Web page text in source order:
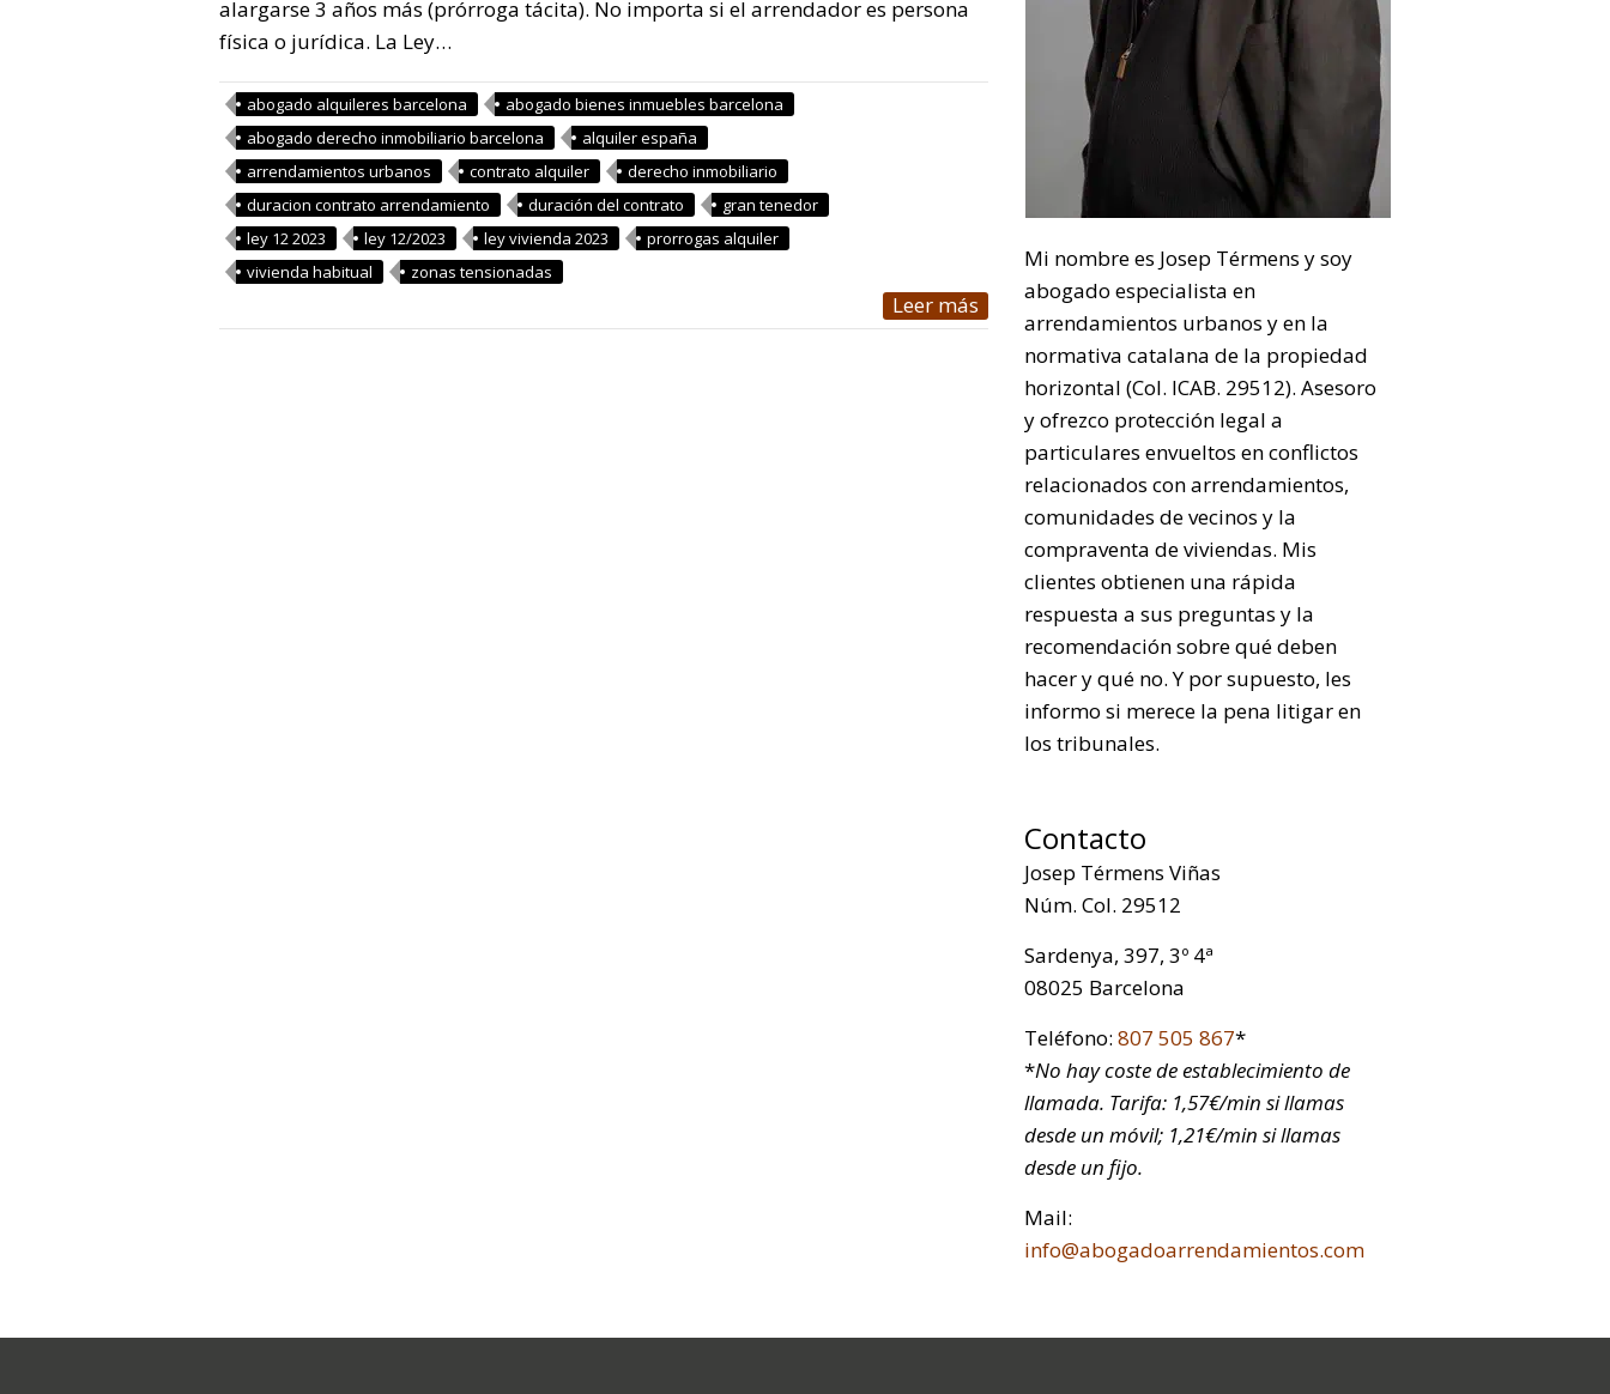
alargarse 3 años más (prórroga tácita). No importa si el arrendador es persona
física o jurídica. La Ley…
abogado alquileres barcelona
abogado bienes inmuebles barcelona
abogado derecho inmobiliario barcelona
alquiler españa
arrendamientos urbanos
contrato alquiler
derecho inmobiliario
duracion contrato arrendamiento
duración del contrato
gran tenedor
ley 12 2023
ley 12/2023 ley vivienda 2023
prorrogas alquiler
vivienda habitual
zonas tensionadas
Leer más
Mi nombre es Josep Térmens y soy
abogado especialista en
arrendamientos urbanos y en la
normativa catalana de la propiedad
horizontal (Col. ICAB. 29512). Asesoro
y ofrezco protección legal a
particulares envueltos en conflictos
relacionados con arrendamientos,
comunidades de vecinos y la
compraventa de viviendas. Mis
clientes obtienen una rápida
respuesta a sus preguntas y la
recomendación sobre qué deben
hacer y qué no. Y por supuesto, les
informo si merece la pena litigar en
los tribunales.
Contacto
Josep Térmens Viñas
Núm. Col. 29512
Sardenya, 397, 3º 4ª
08025 Barcelona
Teléfono:807 505 867*
*No hay coste de establecimiento de
llamada. Tarifa: 1,57€/min si llamas
desde un móvil; 1,21€/min si llamas
desde un fijo.
Mail:
info@abogadoarrendamientos.com